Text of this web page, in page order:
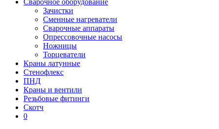
Сварочное оборудование
Зачистки
Сменные нагреватели
Сварочные аппараты
Опрессовочные насосы
Ножницы
Торцеватели
Краны латунные
Стенофлекс
ПНД
Краны и вентили
Резьбовые фитинги
Скотч
0